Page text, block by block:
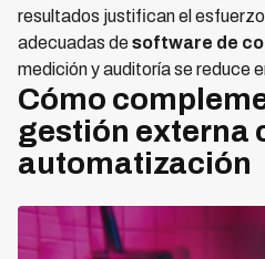
resultados justifican el
adecuadas desoftware de
medición y auditoría se reduce
Cómo
gestión externa
automatización